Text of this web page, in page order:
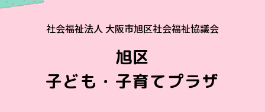
社会福祉法人 大阪市旭区社会福祉協議会
旭区
子ども・子育てプラザ